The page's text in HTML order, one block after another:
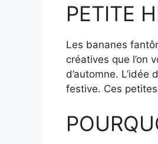
PETITE
Les bananes
créatives que l’on
d’automne.
festive. Ces